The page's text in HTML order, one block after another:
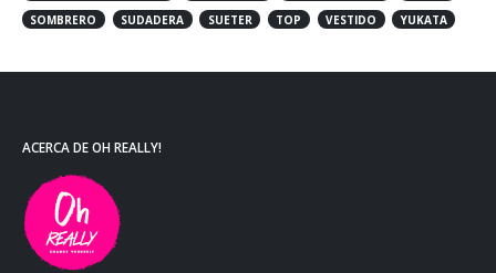
SOMBRERO
SUDADERA SUETER TOP VESTIDO YUKATA
ACERCA DE OH REALLY!